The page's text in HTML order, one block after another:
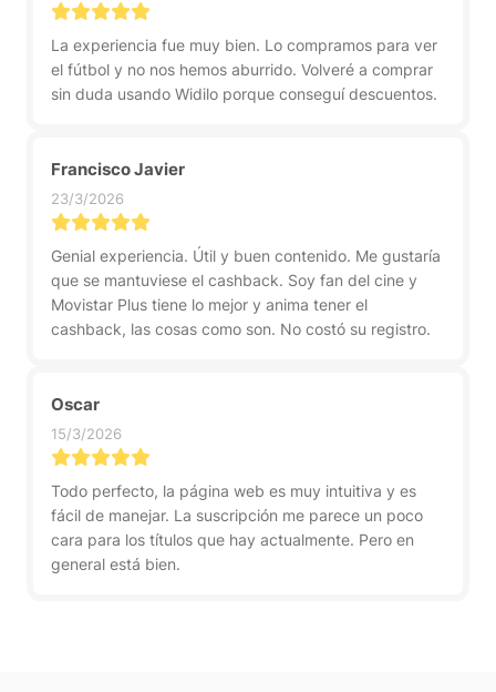
La experiencia fue muy bien. Lo compramos para ver
el fútbol y no nos hemos aburrido. Volveré a comprar
sin duda usando Widilo porque conseguí descuentos.
Francisco Javier
23/3/2026
Genial experiencia. Útil y buen contenido. Me gustaría
que se mantuviese el cashback. Soy fan del cine y
Movistar Plus tiene lo mejor y anima tener el
cashback, las cosas como son. No costó su registro.
Oscar
15/3/2026
Todo perfecto, la página web es muy intuitiva y es
fácil de manejar. La suscripción me parece un poco
cara para los títulos que hay actualmente. Pero en
general está bien.